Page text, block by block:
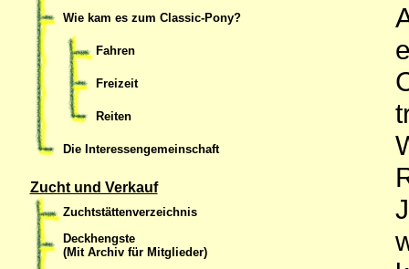
Wie kam es zum Classic-Pony?
Fahren
Freizeit
Reiten
Die Interessengemeinschaft
Zucht und Verkauf
Zuchtstättenverzeichnis
Deckhengste
(Mit Archiv für Mitglieder)